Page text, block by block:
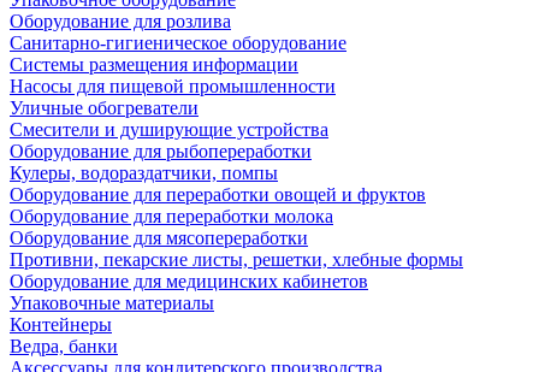
Оборудование для розлива
Санитарно-гигиеническое оборудование
Системы размещения информации
Насосы для пищевой промышленности
Уличные обогреватели
Смесители и душирующие устройства
Оборудование для рыбопереработки
Кулеры, водораздатчики, помпы
Оборудование для переработки овощей и фруктов
Оборудование для переработки молока
Оборудование для мясопереработки
Противни, пекарские листы, решетки, хлебные формы
Оборудование для медицинских кабинетов
Упаковочные материалы
Контейнеры
Ведра, банки
Аксессуары для кондитерского производства